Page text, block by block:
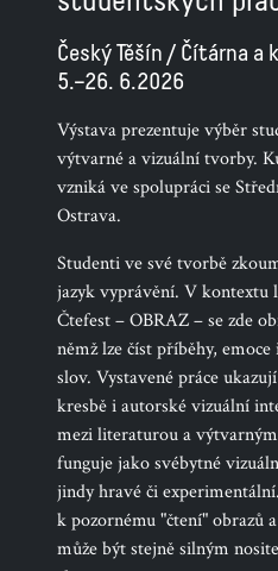
Český Těšín / Čítárna a
5.–26. 6.2026
Výstava prezentuje výběr
výtvarné a vizuální tvorby.
vzniká ve spolupráci se
Ostrava.
Studenti ve své tvorbě
jazyk vyprávění. V kontextu
Čtefest – OBRAZ – se zde
němž lze číst příběhy,
slov. Vystavené práce
kresbě i autorské vizuální
mezi literaturou a
funguje jako svébytné
jindy hravé či
k pozornému "čtení" obrazů
může být stejně silným